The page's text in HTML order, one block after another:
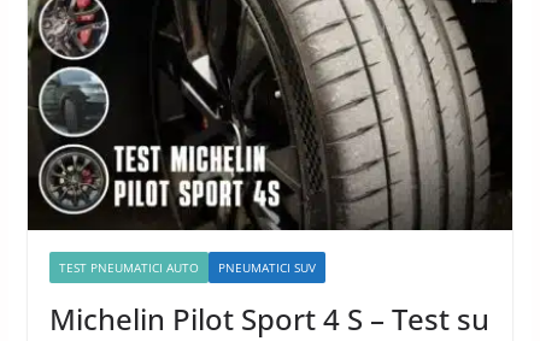
TEST PNEUMATICI AUTO PNEUMATICI SUV
Michelin Pilot Sport 4 S – Test su